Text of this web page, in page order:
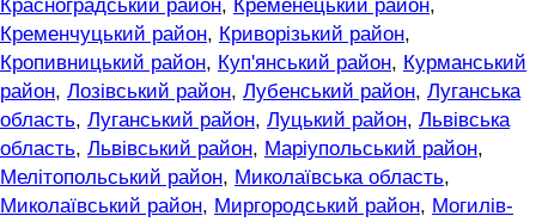
Красноградський район, Кременецький район,
Кременчуцький район, Криворізький район,
Кропивницький район, Куп'янський район, Курманський
район, Лозівський район, Лубенський район, Луганська
область, Луганський район, Луцький район, Львівська
область, Львівський район, Маріупольський район,
Мелітопольський район, Миколаївська область,
Миколаївський район, Миргородський район, Могилів-